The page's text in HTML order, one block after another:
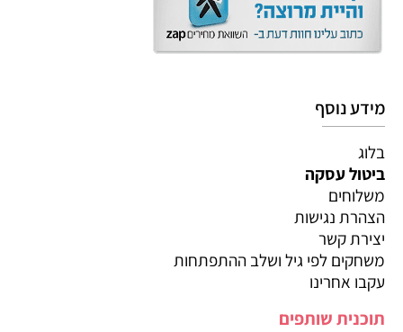
מידע נוסף
בלוג
ביטול עסקה
משלוחים
הצהרת נגישות
יצירת קשר
משחקים לפי גיל ושלב ההתפתחות
עקבו אחרינו
תוכנית שותפים